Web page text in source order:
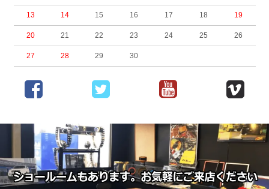
13 14 15 16 17 18 19
20 21 22 23 24 25 26
27 28 29 30